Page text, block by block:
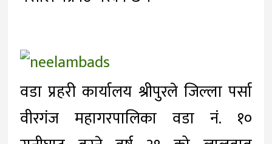
वडा प्रहरी कार्यालय श्रीपुरले जिल्ला पर्सा
वीरगंज महागरपालिका वडा नं. १०